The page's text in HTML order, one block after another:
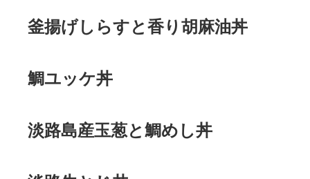
釜揚げしらすと香り胡麻油丼
鯛ユッケ丼
淡路島産玉葱と鯛めし丼